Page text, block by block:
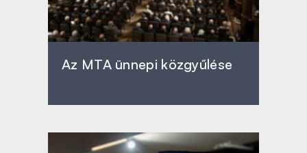
Az MTA ünnepi közgyűlése